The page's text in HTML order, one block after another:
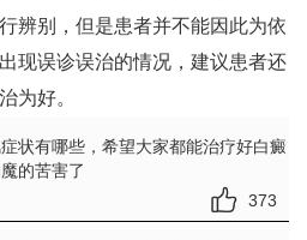
辨别，但是患者并不能因此为依
现误诊误治的情况，建议患者还
为好。
状有哪些，希望大家都能治疗好白癜
的苦害了
373